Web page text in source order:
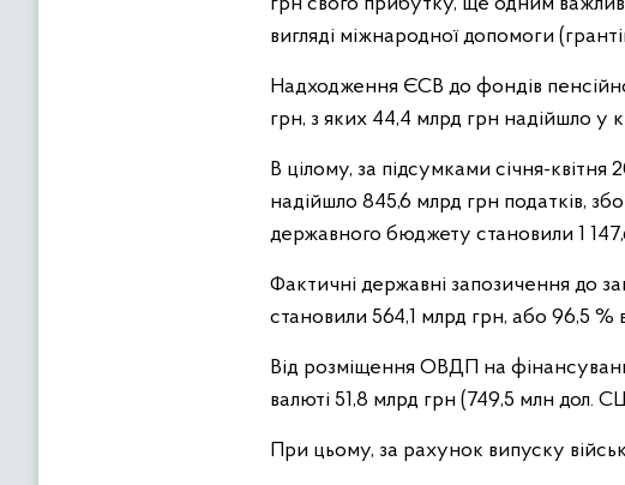
вигляді міжнародної допомоги
Надходження ЄСВ до фондів
грн, з яких 44,4 млрд грн надійшло у
В цілому, за підсумками січня-
надійшло 845,6 млрд грн податків,
державного бюджету становили 1
Фактичні державні запозичення до
становили 564,1 млрд грн, або 96,5 %
Від розміщення ОВДП на
валюті 51,8 млрд грн (749,5 млн дол.
При цьому, за рахунок випуску